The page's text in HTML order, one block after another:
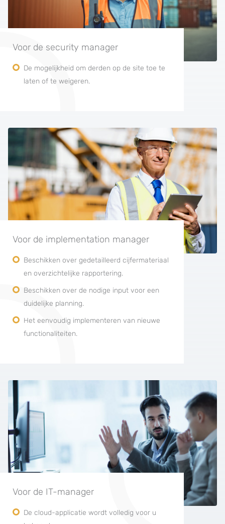
Voor de security manager
De mogelijkheid om derden op de site toe te
laten of te weigeren.
Voor de implementation manager
Beschikken over gedetailleerd cijfermateriaal
en overzichtelijke rapportering.
Beschikken over de nodige input voor een
duidelijke planning.
Het eenvoudig implementeren van nieuwe
functionaliteiten.
Voor de IT-manager
De cloud-applicatie wordt volledig voor u